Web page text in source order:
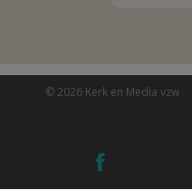
© 2026 Kerk en Media vzw